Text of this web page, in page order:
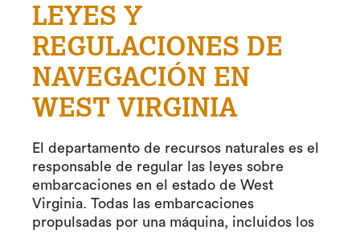
LEYES Y
REGULACIONES DE
NAVEGACIÓN EN
WEST VIRGINIA
El departamento de recursos naturales es el
responsable de regular las leyes sobre
embarcaciones en el estado de West
Virginia. Todas las embarcaciones
propulsadas por una máquina, incluidos los